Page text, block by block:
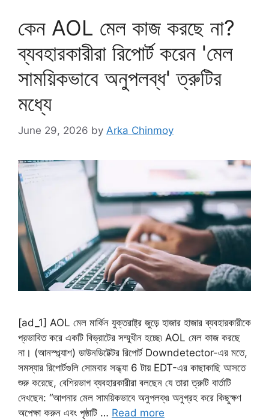
কেন AOL মেল কাজ করছে না?
ব্যবহারকারীরা রিপোর্ট করেন 'মেল
সাময়িকভাবে অনুপলব্ধ' ত্রুটির
মধ্যে
June 29, 2026 by Arka Chinmoy
[ad_1] AOL মেল মার্কিন যুক্তরাষ্ট্র জুড়ে হাজার হাজার ব্যবহারকারীকে
প্রভাবিত করে একটি বিভ্রাটের সম্মুখীন হচ্ছে৷ AOL মেল কাজ করছে
না। (আনস্প্ল্যাশ) ডাউনডিটেক্টর রিপোর্ট Downdetector-এর মতে,
সমস্যার রিপোর্টগুলি সোমবার সন্ধ্যা 6 টায় EDT-এর কাছাকাছি আসতে
শুরু করেছে, বেশিরভাগ ব্যবহারকারীরা বলছেন যে তারা ত্রুটি বার্তাটি
দেখছেন: “আপনার মেল সাময়িকভাবে অনুপলব্ধ৷ অনুগ্রহ করে কিছুক্ষণ
অপেক্ষা করুন এবং পৃষ্ঠাটি … Read more